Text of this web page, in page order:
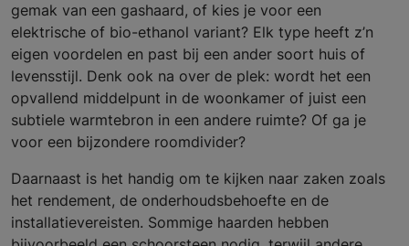
gemak van een gashaard, of kies je voor een
elektrische of bio-ethanol variant? Elk type heeft z’n
eigen voordelen en past bij een ander soort huis of
levensstijl. Denk ook na over de plek: wordt het een
opvallend middelpunt in de woonkamer of juist een
subtiele warmtebron in een andere ruimte? Of ga je
voor een bijzondere roomdivider?
Daarnaast is het handig om te kijken naar zaken zoals
het rendement, de onderhoudsbehoefte en de
installatievereisten. Sommige haarden hebben